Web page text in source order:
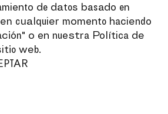
de datos basado en
cualquier momento haciendo
o en nuestra Política de
web.